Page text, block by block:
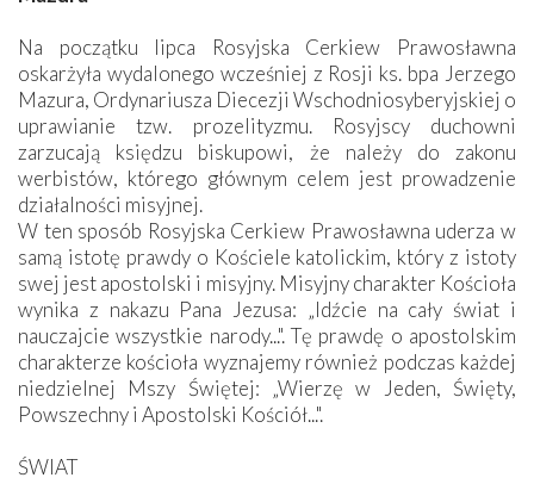
Na początku lipca Rosyjska Cerkiew Prawosławna
oskarżyła wydalonego wcześniej z Rosji ks. bpa Jerzego
Mazura, Ordynariusza Diecezji Wschodniosyberyjskiej o
uprawianie tzw. prozelityzmu. Rosyjscy duchowni
zarzucają księdzu biskupowi, że należy do zakonu
werbistów, którego głównym celem jest prowadzenie
działalności misyjnej.
W ten sposób Rosyjska Cerkiew Prawosławna uderza w
samą istotę prawdy o Kościele katolickim, który z istoty
swej jest apostolski i misyjny. Misyjny charakter Kościoła
wynika z nakazu Pana Jezusa: „Idźcie na cały świat i
nauczajcie wszystkie narody...". Tę prawdę o apostolskim
charakterze kościoła wyznajemy również podczas każdej
niedzielnej Mszy Świętej: „Wierzę w Jeden, Święty,
Powszechny i Apostolski Kościół...".
ŚWIAT